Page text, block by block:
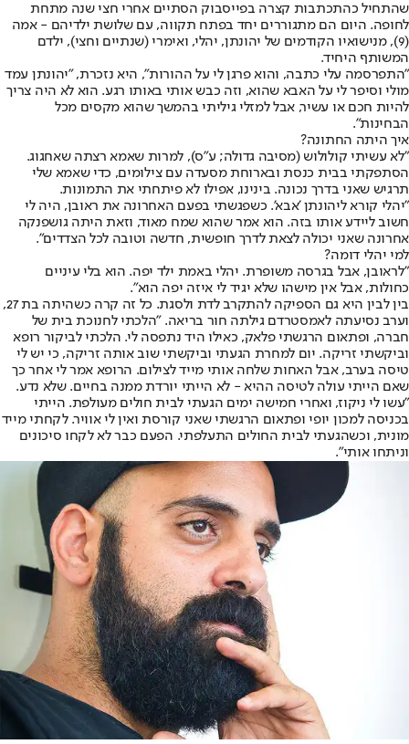
שהתחיל כהתכתבות קצרה בפייסבוק הסתיים אחרי חצי שנה מתחת
לחופה. היום הם מתגוררים יחד בפתח תקווה, עם שלושת ילדיהם - אמה
(9), מנישואיו הקודמים של יהונתן, יהלי, ואימרי (שנתיים וחצי), ילדם
המשותף היחיד.
"התפרסמה עלי כתבה, והוא פרגן לי על ההורות", היא נזכרת, "יהונתן עמד
מולי וסיפר לי על האבא שהוא, וזה כבש אותי באותו רגע. הוא לא היה צריך
להיות חכם או עשיר, אבל למזלי גיליתי בהמשך שהוא מקסים מכל
הבחינות".
איך היתה החתונה?
"לא עשיתי קולולוש (מסיבה גדולה; ע"ס), למרות שאמא רצתה שאחגוג.
הסתפקתי בבית כנסת ובארוחת מסעדה עם צילומים, כדי שאמא שלי
תרגיש שאני בדרך נכונה. בינינו, אפילו לא פיתחתי את התמונות.
"יהלי קורא ליהונתן 'אבא'. כשפגשתי בפעם האחרונה את ראובן, היה לי
חשוב ליידע אותו בזה. הוא אמר שהוא שמח מאוד, וזאת היתה גושפנקה
אחרונה שאני יכולה לצאת לדרך חופשית, חדשה וטובה לכל הצדדים".
למי יהלי דומה?
"לראובן, אבל בגרסה משופרת. יהלי באמת ילד יפה. הוא בלי עיניים
כחולות, אבל אין מישהו שלא יגיד לי איזה יפה הוא".
בין לבין היא גם הספיקה להתקרב לדת ולסגת. כל זה קרה כשהיתה בת 27,
וערב נסיעתה לאמסטרדם גילתה חור בריאה. "הלכתי לחנוכת בית של
חברה, ופתאום הרגשתי פלאק, כאילו היד נתפסה לי. הלכתי לביקור רופא
וביקשתי זריקה. יום למחרת הגעתי וביקשתי שוב אותה זריקה, כי יש לי
טיסה בערב, אבל האחות שלחה אותי מייד לצילום. הרופא אמר לי אחר כך
שאם הייתי עולה לטיסה ההיא - לא הייתי יורדת ממנה בחיים. שלא נדע.
"עשו לי ניקוז, ואחרי חמישה ימים הגעתי לבית חולים מעולפת. הייתי
בכניסה למכון יופי ופתאום הרגשתי שאני קורסת ואין לי אוויר. לקחתי מייד
מונית, וכשהגעתי לבית החולים התעלפתי. הפעם כבר לא לקחו סיכונים
וניתחו אותי".